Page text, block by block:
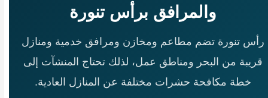
والمرافق برأس تنورة
رأس تنورة تضم مطاعم ومخازن ومرافق خدمية ومنازل
قريبة من البحر ومناطق عمل، لذلك تحتاج المنشآت إلى
خطة مكافحة حشرات مختلفة عن المنازل العادية.